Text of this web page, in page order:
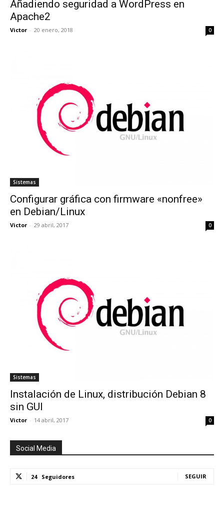
Añadiendo seguridad a WordPress en
Apache2
Victor - 20 enero, 2018 0
Sistemas
Configurar gráfica con firmware «nonfree»
en Debian/Linux
Victor - 29 abril, 2017 0
Sistemas
Instalación de Linux, distribución Debian 8
sin GUI
Victor - 14 abril, 2017 0
Social Media
24 Seguidores SEGUIR